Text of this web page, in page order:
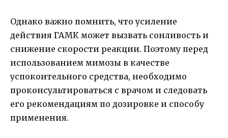
Однако важно помнить, что усиление
действия ГАМК может вызвать сонливость и
снижение скорости реакции. Поэтому перед
использованием мимозы в качестве
успокоительного средства, необходимо
проконсультироваться с врачом и следовать
его рекомендациям по дозировке и способу
применения.